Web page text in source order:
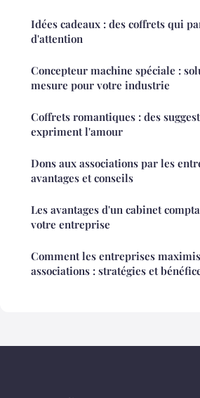
Idées cadeaux : des coffrets qui
d'attention
Concepteur machine spéciale :
mesure pour votre industrie
Coffrets romantiques : des
expriment l'amour
Dons aux associations par les
avantages et conseils
Les avantages d'un cabinet
votre entreprise
Comment les entreprises
associations : stratégies et